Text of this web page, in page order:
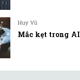
Huy Vũ
Mắc kẹt trong AI